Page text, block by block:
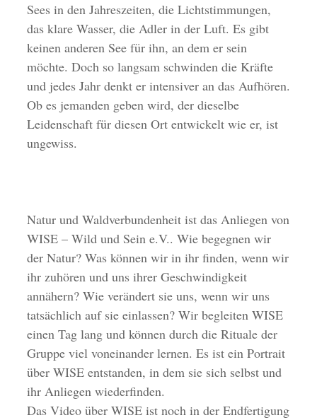
Sees in den Jahreszeiten, die Lichtstimmungen,
das klare Wasser, die Adler in der Luft. Es gibt
keinen anderen See für ihn, an dem er sein
möchte. Doch so langsam schwinden die Kräfte
und jedes Jahr denkt er intensiver an das Aufhören.
Ob es jemanden geben wird, der dieselbe
Leidenschaft für diesen Ort entwickelt wie er, ist
ungewiss.
Natur und Waldverbundenheit ist das Anliegen von
WISE – Wild und Sein e.V.. Wie begegnen wir
der Natur? Was können wir in ihr finden, wenn wir
ihr zuhören und uns ihrer Geschwindigkeit
annähern? Wie verändert sie uns, wenn wir uns
tatsächlich auf sie einlassen? Wir begleiten WISE
einen Tag lang und können durch die Rituale der
Gruppe viel voneinander lernen. Es ist ein Portrait
über WISE entstanden, in dem sie sich selbst und
ihr Anliegen wiederfinden.
Das Video über WISE ist noch in der Endfertigung